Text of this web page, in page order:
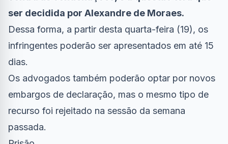
ser decidida por Alexandre de Moraes.
Dessa forma, a partir desta quarta-feira (19), os
infringentes poderão ser apresentados em até 15
dias.
Os advogados também poderão optar por novos
embargos de declaração, mas o mesmo tipo de
recurso foi rejeitado na sessão da semana
passada.